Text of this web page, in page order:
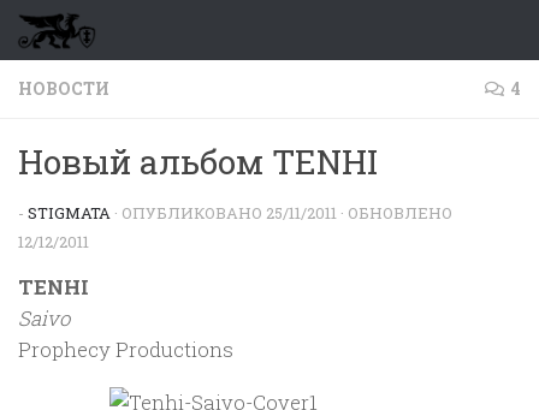
Перейти к содержимому
НОВОСТИ 4
Новый альбом TENHI
- STIGMATA · ОПУБЛИКОВАНО 25/11/2011 · ОБНОВЛЕНО
12/12/2011
TENHI
Saivo
Prophecy Productions